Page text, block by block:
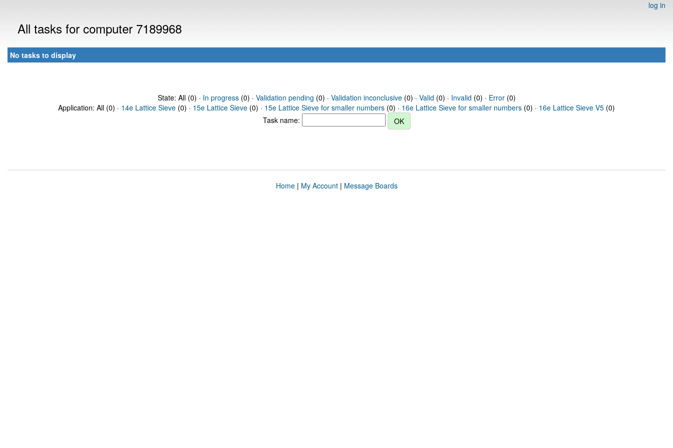
log in
All tasks for computer 7189968
No tasks to display
State: All (0) · In progress(0) · Validation pending (0) · Validation inconclusive(0) · Valid (0) · Invalid (0) · Error(0)
Application: All (0) · 14e Lattice Sieve (0) · 15e Lattice Sieve (0) · 15e Lattice Sieve for smaller numbers (0) · 16e Lattice Sieve for smaller numbers (0) · 16e Lattice Sieve V5 (0)
Task name:
Home| My Account| Message Boards